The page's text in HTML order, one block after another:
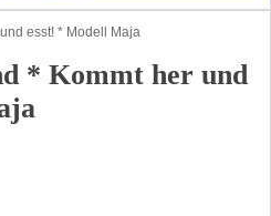
* Kommt her und